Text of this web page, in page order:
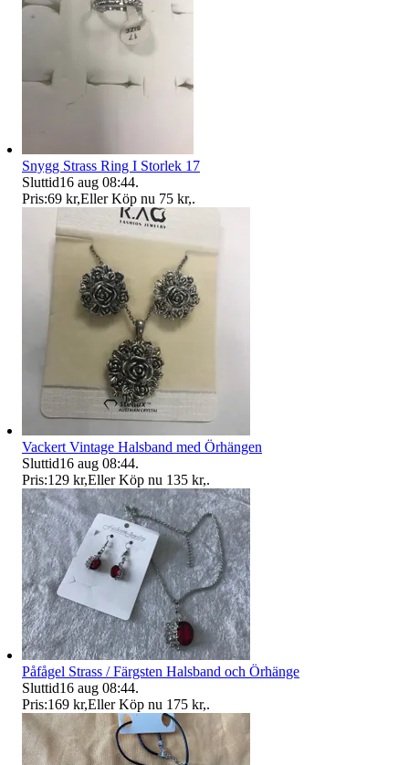
Snygg Strass Ring I Storlek 17
Sluttid16 aug 08:44.
Pris:69 kr,Eller Köp nu 75 kr,.
Vackert Vintage Halsband med Örhängen
Sluttid16 aug 08:44.
Pris:129 kr,Eller Köp nu 135 kr,.
Påfågel Strass / Färgsten Halsband och Örhänge
Sluttid16 aug 08:44.
Pris:169 kr,Eller Köp nu 175 kr,.